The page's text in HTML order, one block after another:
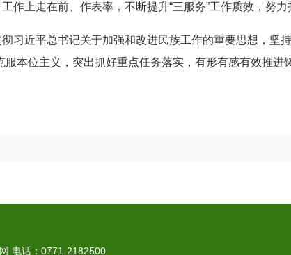
作上走在前、作表率，不断提升“三服务”工作质效，努
习近平总书记关于加强和改进民族工作的重要思想，坚
服本位主义，突出抓好重点任务落实，有形有感有效推进
电话：0771-2182500